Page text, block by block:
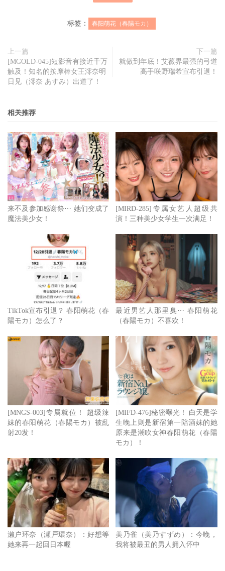
顺利地完成工作，体力好的不得了：
然后春阳モカ(春阳萌花)还强调，平常有见到面的朋友知道
她健康又有活力，那些说她吃了又吐或是说她现在状况很不
妙的人是危言耸听、让她觉得不被尊重而且压力山大，她自
事，回想当天拍素材时她也真的蛮有精神的，所以大家就配
合一下别再关心她了ー对，我说的是关心，我相信大绝大部
分的影迷都是关心而不是想嘴她，不过从春阳モカ(春阳萌
花)和宫下玲奈的反应来看，就算只是关心、是问候或提醒
都会让她们感受到压力，也许你会觉得奇怪，明明是好意怎
么会有反效果？但没办法，对注意隐私的日本人来说哪怕是
正常的关心都会有人觉得你越界了她受不了了⋯
所以要关心还是可以关心，不过人家谢绝好意的话就不必再
说了。至于春阳モカ(春阳萌花)现在的状况怎么样？TRE台
北国际成人展的Foraver摊位，请您亲眼见证！
点击查看完整图文
[春阳 萌花]作品下载地址
标签： 春阳萌花（春陽モカ）
上一篇
[MGOLD-045]短影音有接近千万
触及！知名的按摩棒女王澪奈明
日见（澪奈 あすみ）出道了！
下一篇
就做到年底！艾薇界最强的弓道
高手咲野瑞希宣布引退！
相关推荐
来不及参加感谢祭⋯ 她们变成了
魔法美少女！
[MIRD-285]专属女艺人超级共
演！三种美少女学生一次满足！
TikTok宣布引退？ 春阳萌花（春
陽モカ）怎么了？
最近男艺人那里臭⋯ 春阳萌花
（春陽モカ）不喜欢！
[MNGS-003]专属就位！ 超级辣
妹的春阳萌花（春陽モカ）被乱
射20发！
[MIFD-476]秘密曝光！ 白天是学
生晚上则是新宿第一陪酒妹的她
原来是潮吹女神春阳萌花（春陽
モカ）！
濑户环奈（瀬戸環奈）：好想等
她来再一起回日本喔
美乃雀（美乃すずめ）：今晚，
我将被最丑的男人拥入怀中